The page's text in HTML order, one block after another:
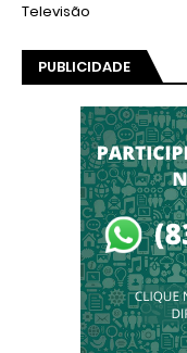
Televisão
PUBLICIDADE